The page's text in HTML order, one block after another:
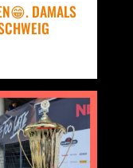
DAMALS